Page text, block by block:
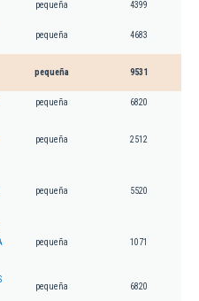
pequeña 4399
pequeña 4683
pequeña 9531
pequeña 6820
pequeña 2512
pequeña 5520
pequeña 1071
pequeña 6820